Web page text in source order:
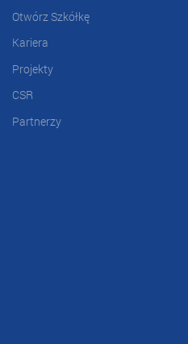
Otwórz Szkółkę
Kariera
Projekty
CSR
Partnerzy